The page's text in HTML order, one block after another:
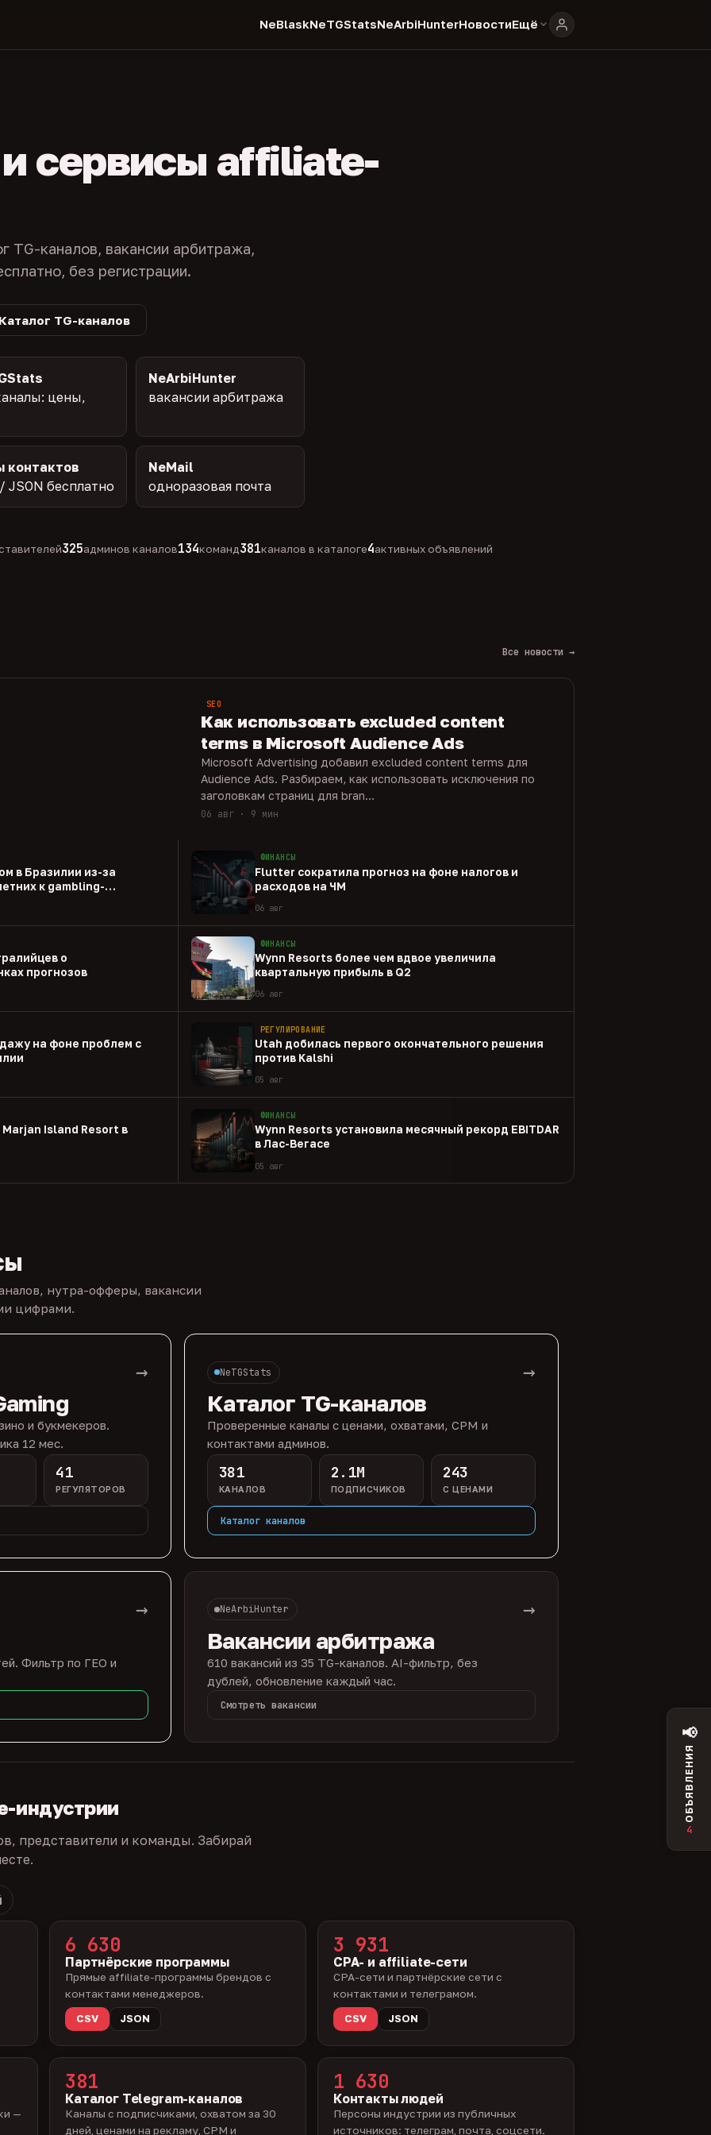
NeBlaskNeTGStatsNeArbiHunterНовостиЕщё
сервисы affiliate-
TG-каналов, вакансии арбитража,
без регистрации.
TG-каналов
цены,
NeArbiHunter
вакансии арбитража
контактов
JSON бесплатно
NeMail
одноразовая почта
325админов каналов134команд381каналов в каталоге4активных объявлений
Все новости →
SEO
Как использовать excluded content
terms в Microsoft Audience Ads
Microsoft Advertising добавил excluded content terms для
Audience Ads. Разбираем, как использовать исключения по
заголовкам страниц для bran...
06 авг · 9 мин
в Бразилии из-за
к gambling-
ФИНАНСЫ
Flutter сократила прогноз на фоне налогов и
расходов на ЧМ
06 авг
о
прогнозов
ФИНАНСЫ
Wynn Resorts более чем вдвое увеличила
квартальную прибыль в Q2
06 авг
на фоне проблем с
РЕГУЛИРОВАНИЕ
Utah добилась первого окончательного решения
против Kalshi
05 авг
Island Resort в
ФИНАНСЫ
Wynn Resorts установила месячный рекорд EBITDAR
в Лас-Вегасе
05 авг
нутра-офферы, вакансии
цифрами.
→
и букмекеров.
12 мес.
41
РЕГУЛЯТОРОВ
NeTGStats →
Каталог TG-каналов
Проверенные каналы с ценами, охватами, CPM и
контактами админов.
381
КАНАЛОВ
2.1M
ПОДПИСЧИКОВ
243
С ЦЕНАМИ
Каталог каналов
→
Фильтр по ГЕО и
NeArbiHunter →
Вакансии арбитража
610 вакансий из 35 TG-каналов. AI-фильтр, без
дублей, обновление каждый час.
Смотреть вакансии
индустрии
представители и команды. Забирай
6 630
Партнёрские программы
Прямые affiliate-программы брендов с
контактами менеджеров.
CSV
JSON
3 931
CPA- и affiliate-сети
CPA-сети и партнёрские сети с
контактами и телеграмом.
CSV
JSON
—
381
Каталог Telegram-каналов
Каналы с подписчиками, охватом за 30
дней, ценами на рекламу, CPM и
1 630
Контакты людей
Персоны индустрии из публичных
источников: телеграм, почта, соцсети.
📢
ОБЪЯВЛЕНИЯ
4